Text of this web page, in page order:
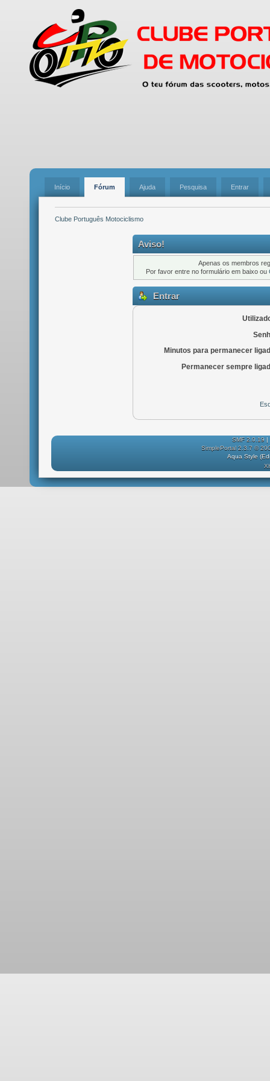
Início Fórum Ajuda Pesquisa Entrar
Clube Português Motociclismo
Aviso!
Apenas os membros
Por favor entre no formulário em baixo ou
Entrar
Minutos para permanecer
Permanecer sempre
SMF 2.0.19 |
SimplePortal 2.3.7 ©
Aqua Style